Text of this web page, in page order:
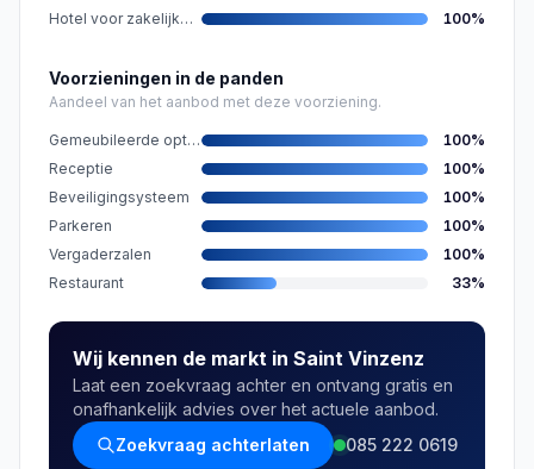
Hotel voor zakelijke gasten nabij 100%
Voorzieningen in de panden
Aandeel van het aanbod met deze voorziening.
Gemeubileerde opties 100%
Receptie
100%
Beveiligingsysteem
100%
Parkeren
100%
Vergaderzalen
100%
Restaurant
33%
Wij kennen de markt in Saint Vinzenz
Laat een zoekvraag achter en ontvang gratis en
onafhankelijk advies over het actuele aanbod.
Zoekvraag achterlaten
085 222 0619